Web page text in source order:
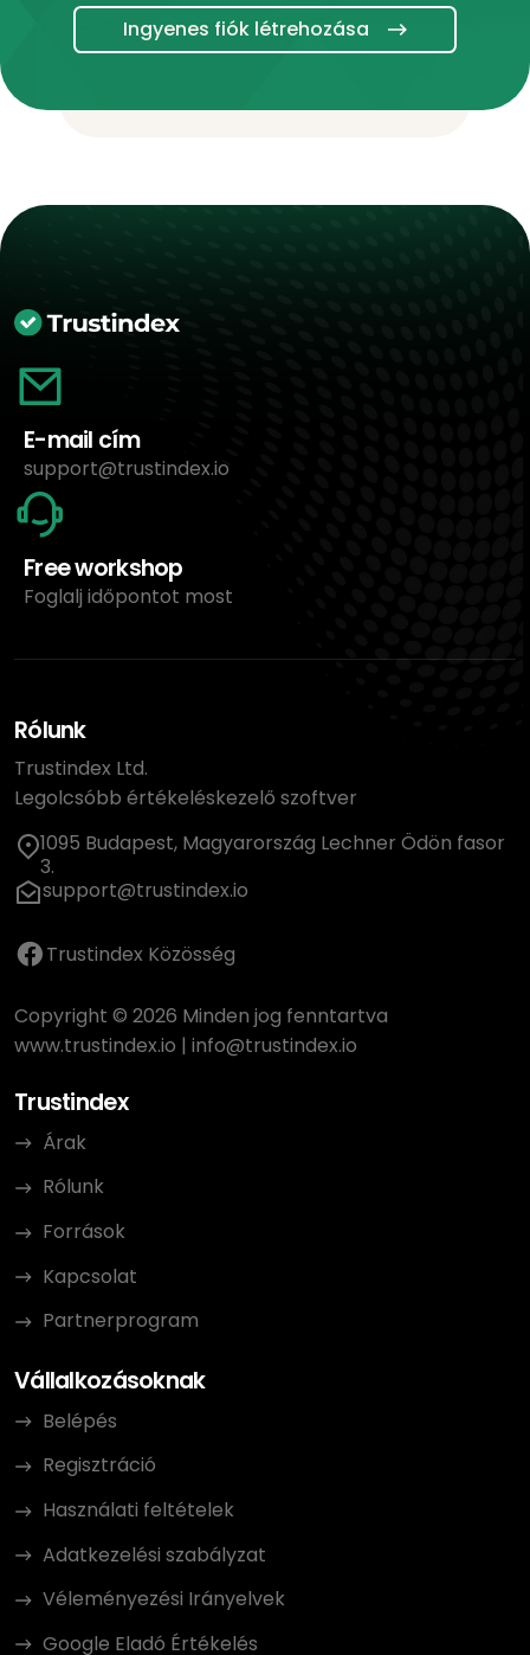
Ingyenes fiók létrehozása
E-mail cím
support@trustindex.io
Free workshop
Foglalj időpontot most
Rólunk
Trustindex Ltd.
Legolcsóbb értékeléskezelő szoftver
1095 Budapest, Magyarország Lechner Ödön fasor
3.
support@trustindex.io
Trustindex Közösség
Copyright © 2026 Minden jog fenntartva
www.trustindex.io | info@trustindex.io
Trustindex
Árak
Rólunk
Források
Kapcsolat
Partnerprogram
Vállalkozásoknak
Belépés
Regisztráció
Használati feltételek
Adatkezelési szabályzat
Véleményezési Irányelvek
Google Eladó Értékelés